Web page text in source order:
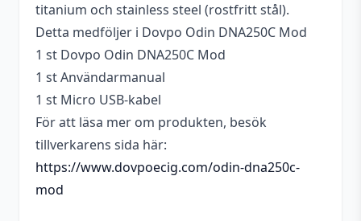
titanium och stainless steel (rostfritt stål).
Detta medföljer i Dovpo Odin DNA250C Mod
1 st Dovpo Odin DNA250C Mod
1 st Användarmanual
1 st Micro USB-kabel
För att läsa mer om produkten, besök
tillverkarens sida här:
https://www.dovpoecig.com/odin-dna250c-
mod
Dovpo
USB-anslutning
Micro-USB
Egenskaper
inställningar